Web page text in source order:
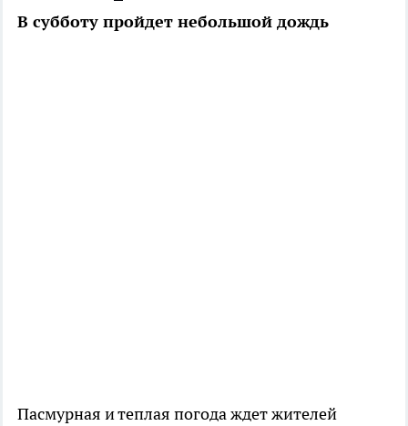
В субботу пройдет небольшой дождь
Пасмурная и теплая погода ждет жителей